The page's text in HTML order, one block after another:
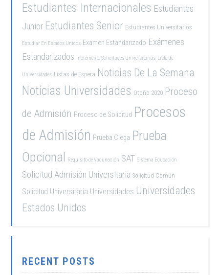
Estudiantes Internacionales Estudiantes
Junior Estudiantes Senior Estudiantes Universitarios
Estudiar En Estados Unidos Examen Estandarizado Exámenes
Estandarizados Incremento Solicitudes Universitarias Lista de
Universidades Listas de Espera Noticias De La Semana
Noticias Universidades Otoño 2020 Proceso
de Admisión Proceso de Solicitud Procesos
de Admisión Prueba Ciega Prueba
Opcional Requisito de Vacunación SAT Sistema Educación
Solicitud Admisión Universitaria Solicitud Común
Solicitud Universitaria Universidades Universidades
Estados Unidos
RECENT POSTS